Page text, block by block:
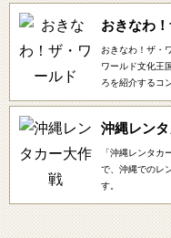
おきなわ
おきなわ！ザ・
ワールド文化王
ろを紹介するコ
沖縄レン
「沖縄レンタ
で、沖縄でのレ
す。